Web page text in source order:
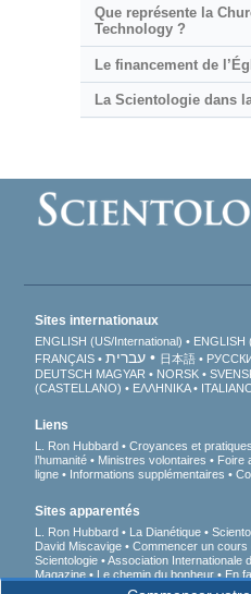
Que représente la
Technology ?
Le financement de
La Scientologie dans
Sites internationaux
ENGLISH (US/International) ENGLISH
FRANÇAIS
עברית 日本語
DEUTSCH MAGYAR NORSK
(CASTELLANO)
ΕΛΛΗΝΙΚA
Liens
L. Ron Hubbard Croyances et
l’humanité
Ministres volontaires Foire
ligne
Informations supplémentaires
Sites apparentés
L. Ron Hubbard La Dianétique
David Miscavige
Commencer un cours
Scientologie
Association Internationale
Magazine
Le chemin du bonheur En
unis pour les droits de l’Homme
Des